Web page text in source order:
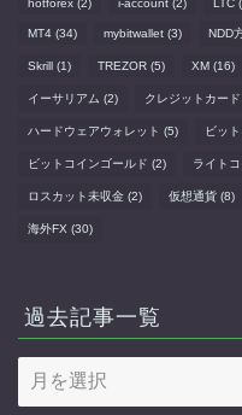
hotforex (2) i-account (2) LTC
MT4 (34) mybitwallet (3) NDD
Skrill (1) TREZOR (5) XM (16)
イーサリアム (2) クレジットカード
ハードウェアウォレット (5) ビッ
ビットコインゴールド (2) ライト
ロスカット未収金 (2) 仮想通貨 (8)
海外FX (30)
過去記事一覧
過
去